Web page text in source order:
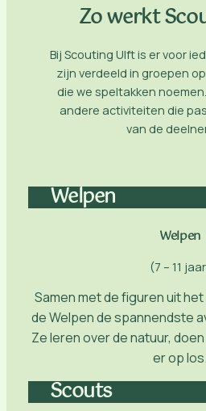
Zo werkt
Bij Scouting Ulft is er voor
zijn verdeeld in groepen
die we speltakken
andere activiteiten die
van de
Welpen
Welpen
(7 – 11
Samen met de figuren uit
de Welpen de spannendste
Ze leren over de natuur,
er op los.
Scouts